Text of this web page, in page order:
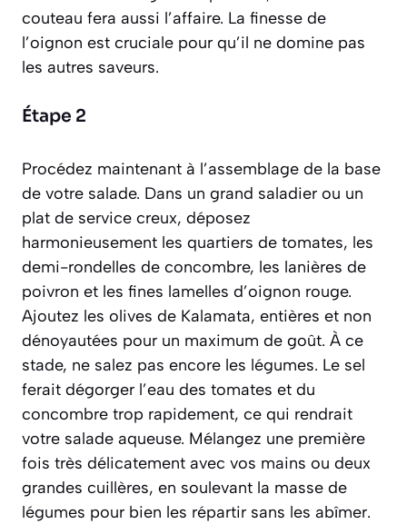
couteau fera aussi l’affaire. La finesse de
l’oignon est cruciale pour qu’il ne domine pas
les autres saveurs.
Étape 2
Procédez maintenant à l’assemblage de la base
de votre salade. Dans un grand saladier ou un
plat de service creux, déposez
harmonieusement les quartiers de tomates, les
demi-rondelles de concombre, les lanières de
poivron et les fines lamelles d’oignon rouge.
Ajoutez les olives de Kalamata, entières et non
dénoyautées pour un maximum de goût. À ce
stade, ne salez pas encore les légumes. Le sel
ferait dégorger l’eau des tomates et du
concombre trop rapidement, ce qui rendrait
votre salade aqueuse. Mélangez une première
fois très délicatement avec vos mains ou deux
grandes cuillères, en soulevant la masse de
légumes pour bien les répartir sans les abîmer.